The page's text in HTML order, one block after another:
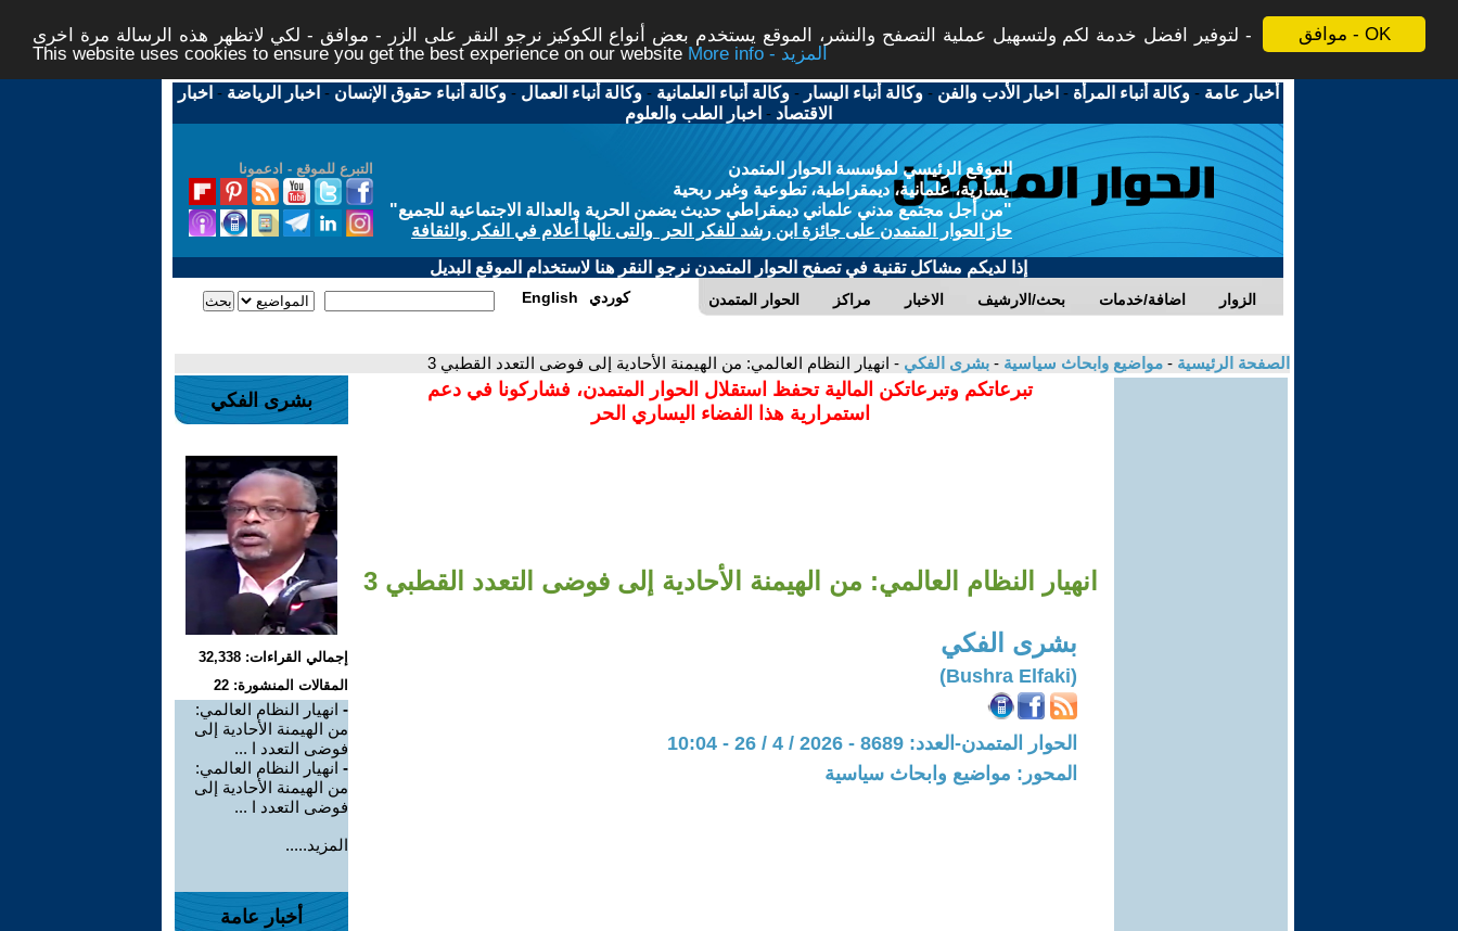
موافق - OK
لتوفير افضل خدمة لكم ولتسهيل عملية التصفح والنشر، الموقع يستخدم بعض أنواع الكوكيز نرجو النقر على الزر - موافق - لكي لاتظهر هذه الرسالة مرة اخرى -
This website uses cookies to ensure you get the best experience on our website
More info - المزيد
أخبار عامة -وكالة أنباء المرأة - اخبار الأدب والفن -وكالة أنباء اليسار -وكالة أنباء العلمانية -وكالة أنباء العمال -وكالة أنباء حقوق الإنسان - اخبار الرياضة - اخبار
الاقتصاد - اخبار الطب والعلوم
التبرع للموقع - ادعمونا
الموقع الرئيسي لمؤسسة الحوار المتمدن
يسارية، علمانية، ديمقراطية، تطوعية وغير ربحية
"من أجل مجتمع مدني علماني ديمقراطي حديث يضمن الحرية والعدالة الاجتماعية للجميع"
حاز الحوار المتمدن على جائزة ابن رشد للفكر الحر والتى نالها أعلام في الفكر والثقافة
إذا لديكم مشاكل تقنية في تصفح الحوار المتمدن نرجو النقر هنا لاستخدام الموقع البديل
الحوار المتمدن مراكز الاخبار بحث/الارشيف اضافة/خدمات الزوار English كوردي
الصفحة الرئيسية - مواضيع وابحاث سياسية - بشرى الفكي - انهيار النظام العالمي: من الهيمنة الأحادية إلى فوضى التعدد القطبي 3
تبرعاتكم وتبرعاتكن المالية تحفظ استقلال الحوار المتمدن، فشاركونا في دعم
استمرارية هذا الفضاء اليساري الحر
انهيار النظام العالمي: من الهيمنة الأحادية إلى فوضى التعدد القطبي 3
بشرى الفكي
(Bushra Elfaki)
الحوار المتمدن-العدد: 8689 - 2026 / 4 / 26 - 10:04
المحور: مواضيع وابحاث سياسية
بشرى الفكي
إجمالي القراءات: 32,338
المقالات المنشورة: 22
- انهيار النظام العالمي:
من الهيمنة الأحادية إلى
فوضى التعدد ا ...
- انهيار النظام العالمي:
من الهيمنة الأحادية إلى
فوضى التعدد ا ...
المزيد.....
أخبار عامة